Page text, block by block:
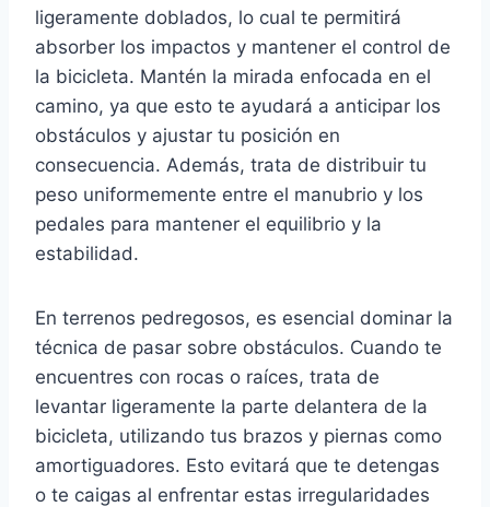
ligeramente doblados, lo cual te permitirá
absorber los impactos y mantener el control de
la bicicleta. Mantén la mirada enfocada en el
camino, ya que esto te ayudará a anticipar los
obstáculos y ajustar tu posición en
consecuencia. Además, trata de distribuir tu
peso uniformemente entre el manubrio y los
pedales para mantener el equilibrio y la
estabilidad.
En terrenos pedregosos, es esencial dominar la
técnica de pasar sobre obstáculos. Cuando te
encuentres con rocas o raíces, trata de
levantar ligeramente la parte delantera de la
bicicleta, utilizando tus brazos y piernas como
amortiguadores. Esto evitará que te detengas
o te caigas al enfrentar estas irregularidades